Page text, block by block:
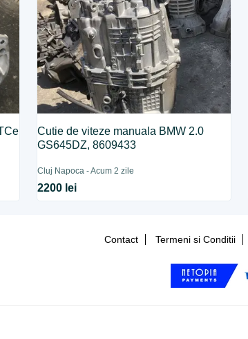
Cutie de viteze manuala BMW 2.0
GS645DZ, 8609433
Cluj Napoca - Acum 2 zile
2200 lei
Contact Termeni si Conditii